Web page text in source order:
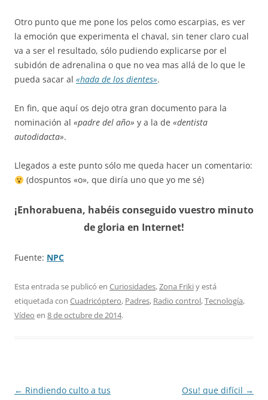
Otro punto que me pone los pelos como escarpias, es ver
la emoción que experimenta el chaval, sin tener claro cual
va a ser el resultado, sólo pudiendo explicarse por el
subidón de adrenalina o que no vea mas allá de lo que le
pueda sacar al «hada de los dientes».
En fin, que aquí os dejo otra gran documento para la
nominación al «padre del año» y a la de «dentista
autodidacta».
Llegados a este punto sólo me queda hacer un comentario:
(dospuntos «o», que diría uno que yo me sé)
¡Enhorabuena, habéis conseguido vuestro minuto
de gloria en Internet!
Fuente: NPC
Esta entrada se publicó en Curiosidades,Zona Frikiy está
etiquetada con Cuadricóptero, Padres, Radio control,Tecnología,
Vídeo en 8 de octubre de 2014.
Navegación
← Rindiendo culto a tus
Osu! que difícil →